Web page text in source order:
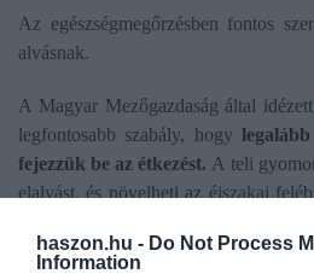
haszon.hu - Do Not Process
Information
Az egészségmegőrzésben fontos
alvásnak.
A Magyar Mezőgazdaság által idézett
legfontosabb szabály, hogylegalább
fejezzük be az étkezést. A teli
elalvást, és növelheti az éjszakai
hasznos lehet egy forró zuhany is,
tusolóból kilépve elősegíti a test